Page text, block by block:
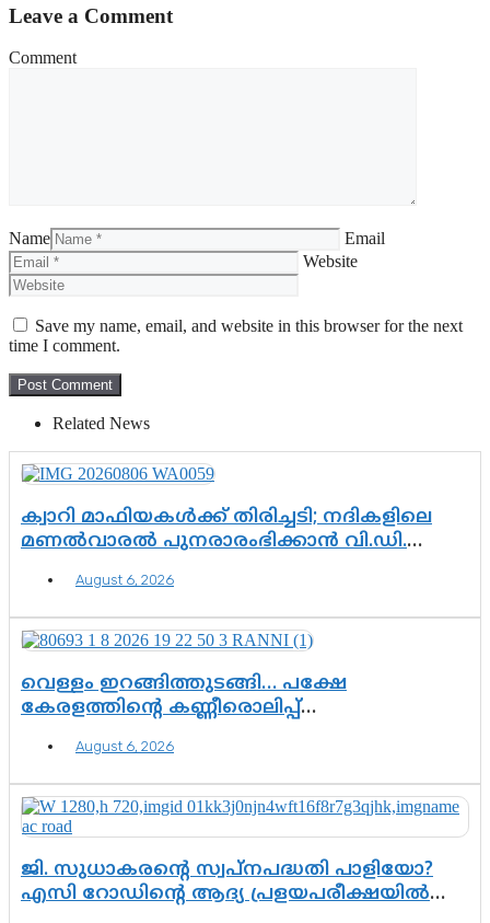
Leave a Comment
Comment
Name
Email
Website
Save my name, email, and website in this browser for the next
time I comment.
Related News
ക്വാറി മാഫിയകൾക്ക് തിരിച്ചടി; നദികളിലെ
മണൽവാരൽ പുനരാരംഭിക്കാൻ വി.ഡി.
August 6, 2026
വെള്ളം ഇറങ്ങിത്തുടങ്ങി… പക്ഷേ
കേരളത്തിന്റെ കണ്ണീരൊലിപ്പ്
August 6, 2026
ജി. സുധാകരന്റെ സ്വപ്നപദ്ധതി പാളിയോ?
എസി റോഡിന്റെ ആദ്യ പ്രളയപരീക്ഷയിൽ